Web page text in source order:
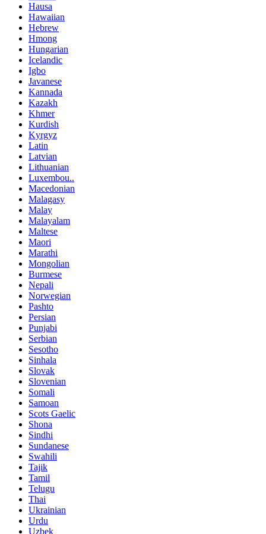
Hausa
Hawaiian
Hebrew
Hmong
Hungarian
Icelandic
Igbo
Javanese
Kannada
Kazakh
Khmer
Kurdish
Kyrgyz
Latin
Latvian
Lithuanian
Luxembou..
Macedonian
Malagasy
Malay
Malayalam
Maltese
Maori
Marathi
Mongolian
Burmese
Nepali
Norwegian
Pashto
Persian
Punjabi
Serbian
Sesotho
Sinhala
Slovak
Slovenian
Somali
Samoan
Scots Gaelic
Shona
Sindhi
Sundanese
Swahili
Tajik
Tamil
Telugu
Thai
Ukrainian
Urdu
Uzbek